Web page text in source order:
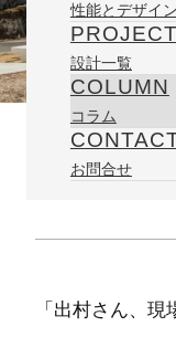
性能とデザイン
設計一覧
COLUMN
コラム
お問合せ
2011/10/20
監理のシ
「出村さん、